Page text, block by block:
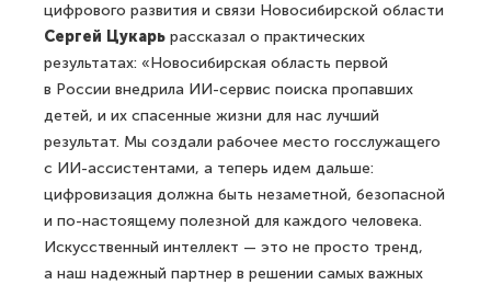
цифрового развития и связи Новосибирской области
Сергей Цукарь рассказал о практических
результатах: «Новосибирская область первой
в России внедрила ИИ-сервис поиска пропавших
детей, и их спасенные жизни для нас лучший
результат. Мы создали рабочее место госслужащего
с ИИ-ассистентами, а теперь идем дальше:
цифровизация должна быть незаметной, безопасной
и по-настоящему полезной для каждого человека.
Искусственный интеллект — это не просто тренд,
а наш надежный партнер в решении самых важных